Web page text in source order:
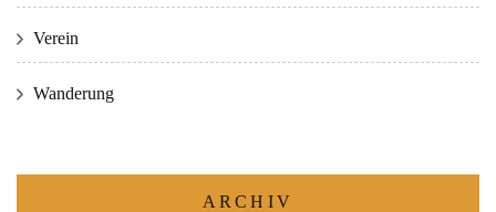
Verein
Wanderung
ARCHIV